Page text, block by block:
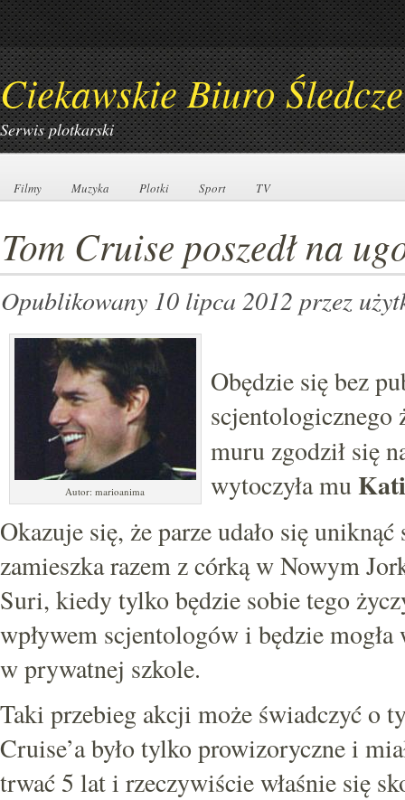
Ciekawskie Biuro Śledcze
Serwis plotkarski
Filmy
Filmy Muzyka
Muzyka Plotki
Plotki Sport
Sport TV
TV
Tom Cruise poszedł na
Opublikowany 10 lipca 2012 przez
Autor: marioanima
Obędzie się bez
scjentologicznego
muru zgodził się
wytoczyła mu
Okazuje się, że parze udało się
zamieszka razem z córką w Nowym
Suri, kiedy tylko będzie sobie tego
wpływem scjentologów i będzie
w prywatnej szkole.
Taki przebieg akcji może świadczyć o
Cruise’a było tylko prowizoryczne i
trwać 5 lat i rzeczywiście właśnie się